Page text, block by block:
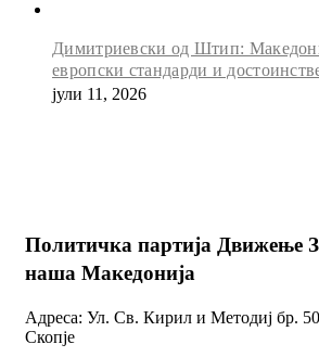
Димитриевски од Штип:
европски стандарди и
јули 11, 2026
Политичка партија Движење
наша Македонија
Адреса: Ул. Св. Кирил и Методиј бр.
Скопје